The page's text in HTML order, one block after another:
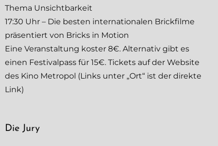
Thema Unsichtbarkeit
17:30 Uhr – Die besten internationalen Brickfilme
präsentiert von Bricks in Motion
Eine Veranstaltung koster 8€. Alternativ gibt es
einen Festivalpass für 15€. Tickets auf der Website
des Kino Metropol (Links unter „Ort“ ist der direkte
Link)
Die Jury